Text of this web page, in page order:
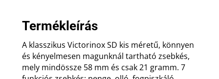
Termékleírás
A klasszikus Victorinox SD kis méretű, könnyen
és kényelmesen magunknál tartható zsebkés,
mely mindössze 58 mm és csak 21 gramm. 7